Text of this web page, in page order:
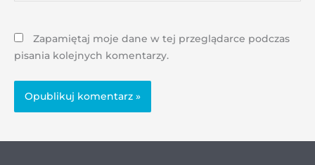
Zapamiętaj moje dane w tej przeglądarce podczas
pisania kolejnych komentarzy.